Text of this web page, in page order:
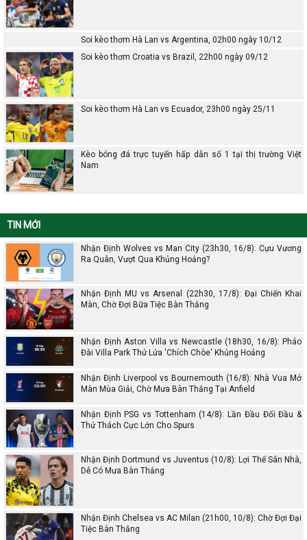
Soi kèo thơm Hà Lan vs Argentina, 02h00 ngày 10/12
Soi kèo thơm Croatia vs Brazil, 22h00 ngày 09/12
Soi kèo thơm Hà Lan vs Ecuador, 23h00 ngày 25/11
Kèo bóng đá trực tuyến hấp dẫn số 1 tại thị trường Việt
Nam
TIN MỚI
Nhận Định Wolves vs Man City (23h30, 16/8): Cựu Vương
Ra Quân, Vượt Qua Khủng Hoảng?
Nhận Định MU vs Arsenal (22h30, 17/8): Đại Chiến Khai
Màn, Chờ Đợi Bữa Tiệc Bàn Thắng
Nhận Định Aston Villa vs Newcastle (18h30, 16/8): Pháo
Đài Villa Park Thử Lửa 'Chích Chòe' Khủng Hoảng
Nhận Định Liverpool vs Bournemouth (16/8): Nhà Vua Mở
Màn Mùa Giải, Chờ Mưa Bàn Thắng Tại Anfield
Nhận Định PSG vs Tottenham (14/8): Lần Đầu Đối Đầu &
Thử Thách Cực Lớn Cho Spurs
Nhận Định Dortmund vs Juventus (10/8): Lợi Thế Sân Nhà,
Dễ Có Mưa Bàn Thắng
Nhận Định Chelsea vs AC Milan (21h00, 10/8): Chờ Đợi Đại
Tiệc Bàn Thắng